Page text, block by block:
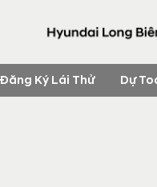
Đăng Ký Lái Thử Dự